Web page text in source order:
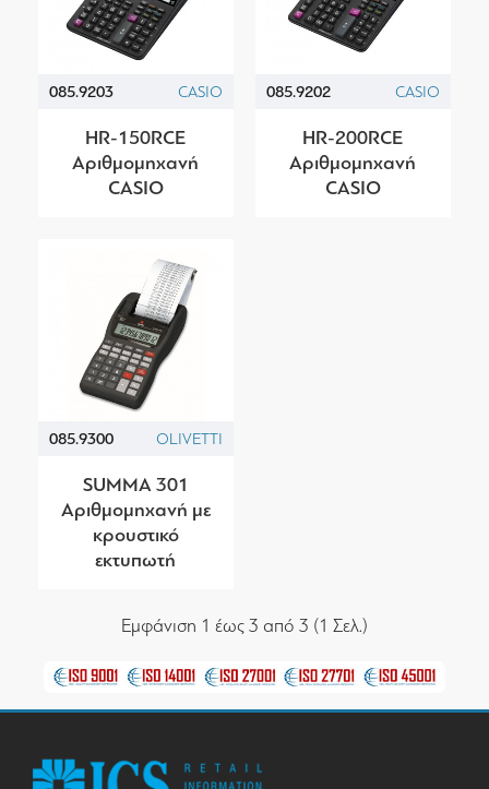
085.9203 CASIO
HR-150RCE
Αριθμομηχανή
CASIO
085.9202 CASIO
HR-200RCE
Αριθμομηχανή
CASIO
085.9300 OLIVETTI
SUMMA 301
Αριθμομηχανή με
κρουστικό
εκτυπωτή
Εμφάνιση 1 έως 3 από 3 (1 Σελ.)